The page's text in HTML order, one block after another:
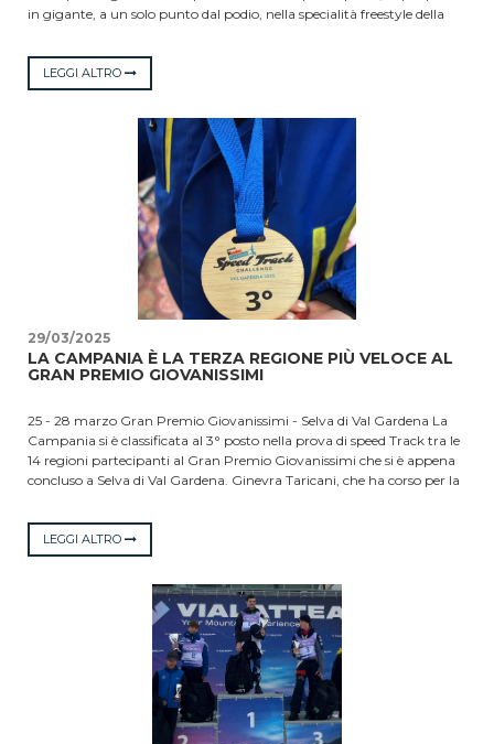
in gigante, a un solo punto dal podio, nella specialità freestyle della
posizione il suo compagno di squadra Thomas Esposito. Nella
categoria femminile ancora due atlete di Tommaso Conte,
Annamaria Buonanno che si è classificata in 11.ma posizione e Ro
per Andrea Fugardi del Math Academy. La gara di snowboard cross
in programma ieri è stata annullata a causa delle condizioni meteo.
LEGGI ALTRO
29/03/2025
LA CAMPANIA È LA TERZA REGIONE PIÙ VELOCE AL
GRAN PREMIO GIOVANISSIMI
25 - 28 marzo Gran Premio Giovanissimi - Selva di Val Gardena La
Campania si è classificata al 3° posto nella prova di speed Track tra le
14 regioni partecipanti al Gran Premio Giovanissimi che si è appena
concluso a Selva di Val Gardena. Ginevra Taricani, che ha corso per la
d’argento nella categoria superbaby gigante nella finale nazionale
che si è disputata ieri. La manifestazione, organizzata dall’AMSI
(Associazione Maestri di sci Italiani) in collaborazione con le scuole di
LEGGI ALTRO